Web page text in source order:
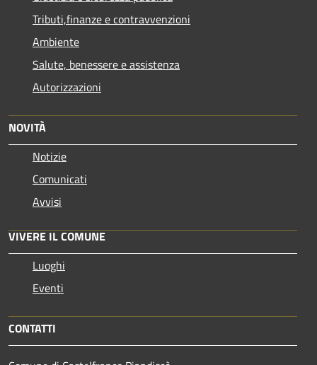
Tributi,finanze e contravvenzioni
Ambiente
Salute, benessere e assistenza
Autorizzazioni
NOVITÀ
Notizie
Comunicati
Avvisi
VIVERE IL COMUNE
Luoghi
Eventi
CONTATTI